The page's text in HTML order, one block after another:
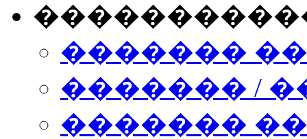
�������
������� /
�������